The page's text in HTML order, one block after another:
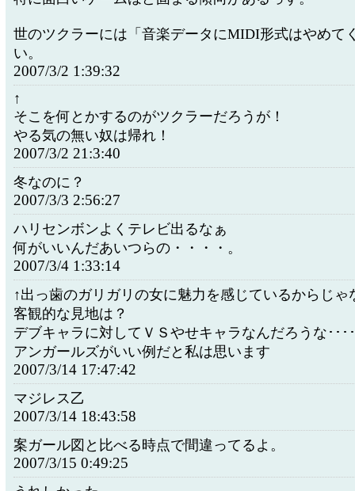
世のツクラーには「音楽データにMIDI形式はやめて
い。
2007/3/2 1:39:32
↑
そこを何とかするのがツクラーだろうが！
やる気の無い奴は帰れ！
2007/3/2 21:3:40
冬なのに？
2007/3/3 2:56:27
ハリセンボンよくテレビ出るなぁ
何がいいんだあいつらの・・・・。
2007/3/4 1:33:14
↑出っ歯のガリガリの女に魅力を感じているからじゃ
客観的な見地は？
デブキャラに対してＶＳやせキャラなんだろうな･･･
アンガールズがいい例だと私は思います
2007/3/14 17:47:42
マジレス乙
2007/3/14 18:43:58
案ガール図と比べる時点で間違ってるよ。
2007/3/15 0:49:25